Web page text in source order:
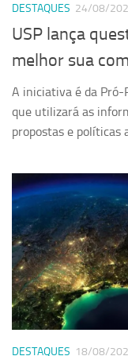
DESTAQUES 24/08/
USP lança
melhor sua
A iniciativa é da
que utilizará as
propostas e políticas
DESTAQUES 18/08/